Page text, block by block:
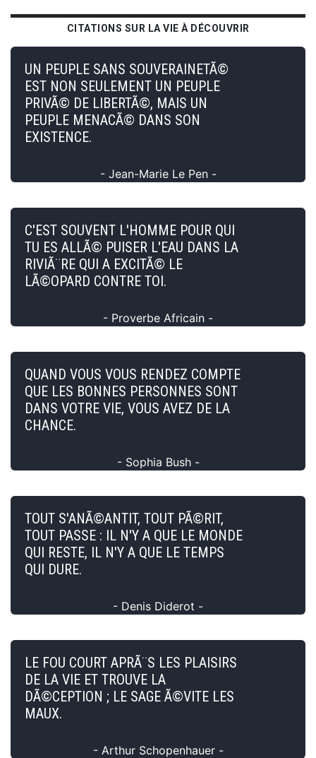
CITATIONS SUR LA VIE À DÉCOUVRIR
UN PEUPLE SANS SOUVERAINETÃ©
EST NON SEULEMENT UN PEUPLE
PRIVÃ© DE LIBERTÃ©, MAIS UN
PEUPLE MENACÃ© DANS SON
EXISTENCE.
- Jean-Marie Le Pen -
C'EST SOUVENT L'HOMME POUR QUI
TU ES ALLÃ© PUISER L'EAU DANS LA
RIVIÃ¨RE QUI A EXCITÃ© LE
LÃ©OPARD CONTRE TOI.
- Proverbe Africain -
QUAND VOUS VOUS RENDEZ COMPTE
QUE LES BONNES PERSONNES SONT
DANS VOTRE VIE, VOUS AVEZ DE LA
CHANCE.
- Sophia Bush -
TOUT S'ANÃ©ANTIT, TOUT PÃ©RIT,
TOUT PASSE : IL N'Y A QUE LE MONDE
QUI RESTE, IL N'Y A QUE LE TEMPS
QUI DURE.
- Denis Diderot -
LE FOU COURT APRÃ¨S LES PLAISIRS
DE LA VIE ET TROUVE LA
DÃ©CEPTION ; LE SAGE Ã©VITE LES
MAUX.
- Arthur Schopenhauer -